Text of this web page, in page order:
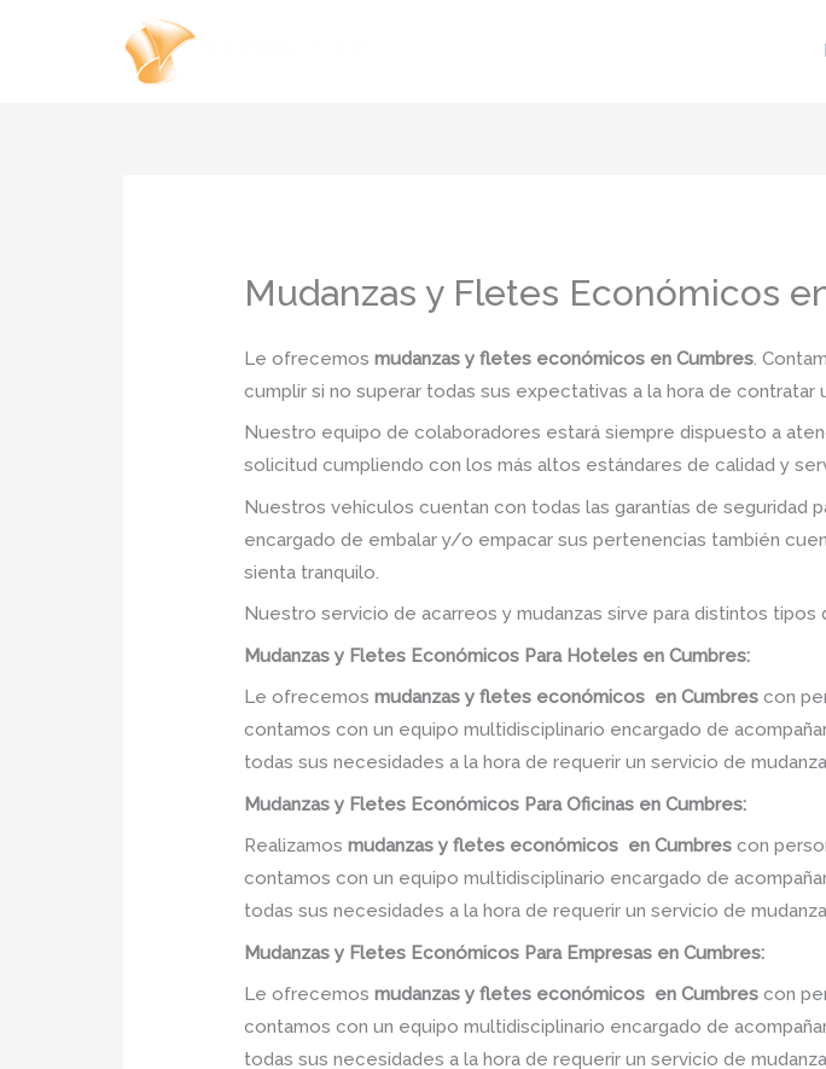
Mudanzas y Fletes Económicos
Le ofrecemos mudanzas y fletes económicos en Cumbres .
cumplir si no superar todas sus expectativas a la hora de contratar
Nuestro equipo de colaboradores estará siempre dispuesto a
solicitud cumpliendo con los más altos estándares de calidad y
Nuestros vehículos cuentan con todas las garantías de
encargado de embalar y/o empacar sus pertenencias también
sienta tranquilo.
Nuestro servicio de acarreos y mudanzas sirve para distintos
Mudanzas y Fletes Económicos Para Hoteles en Cumbres:
Le ofrecemosmudanzas y fletes económicos en Cumbres con
contamos con un equipo multidisciplinario encargado de
todas sus necesidades a la hora de requerir un servicio de
Mudanzas y Fletes Económicos Para Oficinas en Cumbres:
Realizamosmudanzas y fletes económicos en Cumbres con
contamos con un equipo multidisciplinario encargado de
todas sus necesidades a la hora de requerir un servicio de
Mudanzas y Fletes Económicos Para Empresas en Cumbres:
Le ofrecemosmudanzas y fletes económicos en Cumbres con
contamos con un equipo multidisciplinario encargado de
todas sus necesidades a la hora de requerir un servicio de